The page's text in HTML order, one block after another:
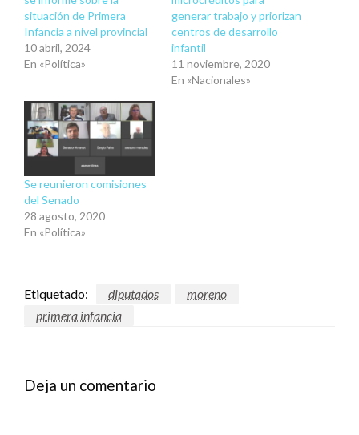
situación de Primera
Infancia a nivel provincial
10 abril, 2024
En «Política»
generar trabajo y priorizan
centros de desarrollo
infantil
11 noviembre, 2020
En «Nacionales»
Se reunieron comisiones
del Senado
28 agosto, 2020
En «Política»
Etiquetado: diputados
moreno
primera infancia
Deja un comentario